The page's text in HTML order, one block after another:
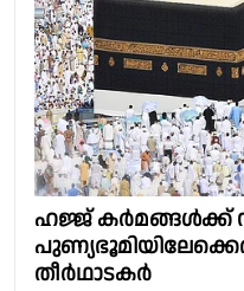
ഹജ്ജ് കർമങ്ങൾക്ക്
തീർഥാടകർ